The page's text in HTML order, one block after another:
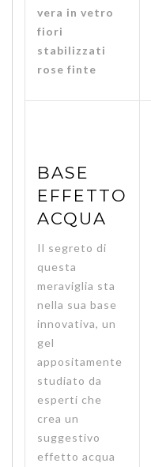
BASE
EFFETTO
ACQUA
Il segreto di
questa
meraviglia sta
nella sua base
innovativa, un
gel
appositamente
studiato da
esperti che
crea un
suggestivo
effetto acqua